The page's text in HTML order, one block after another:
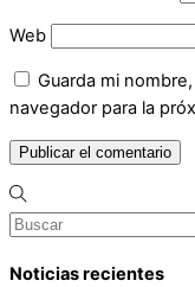
Web
Guarda mi
navegador para la
Noticias recientes